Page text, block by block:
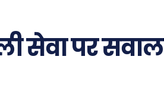
सेवा पर सवाल